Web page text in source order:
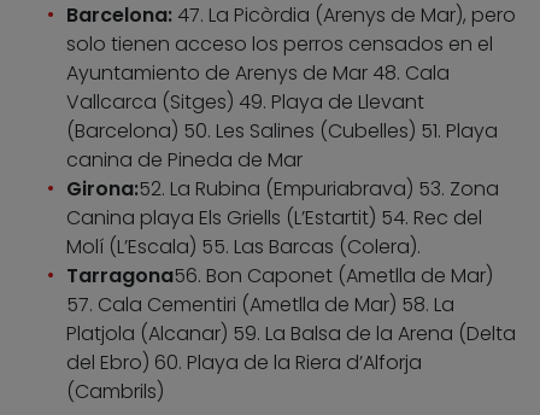
Barcelona: 47. La Picòrdia (Arenys de Mar), pero
solo tienen acceso los perros censados en el
Ayuntamiento de Arenys de Mar 48. Cala
Vallcarca (Sitges) 49. Playa de Llevant
(Barcelona) 50. Les Salines (Cubelles) 51. Playa
canina de Pineda de Mar
Girona:52. La Rubina (Empuriabrava) 53. Zona
Canina playa Els Griells (L’Estartit) 54. Rec del
Molí (L’Escala) 55. Las Barcas (Colera).
Tarragona56. Bon Caponet (Ametlla de Mar)
57. Cala Cementiri (Ametlla de Mar) 58. La
Platjola (Alcanar) 59. La Balsa de la Arena (Delta
del Ebro) 60. Playa de la Riera d’Alforja
(Cambrils)